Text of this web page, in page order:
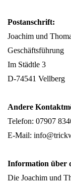
Postanschrift:
Joachim und
Geschäftsführung
Im Städtle 3
D-74541 Vellberg
Andere
Telefon: 07907
E-Mail:
Information über
Die Joachim und